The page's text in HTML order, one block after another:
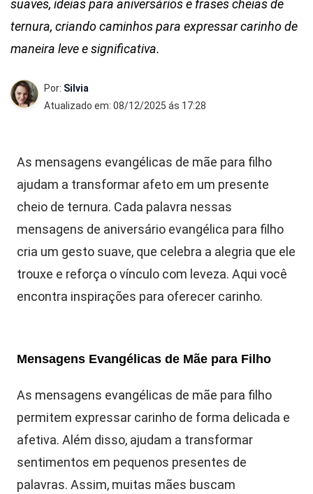
suaves, ideias para aniversários e frases cheias de
ternura, criando caminhos para expressar carinho de
maneira leve e significativa.
Por: Silvia
Atualizado em: 08/12/2025 ás 17:28
As mensagens evangélicas de mãe para filho
ajudam a transformar afeto em um presente
cheio de ternura. Cada palavra nessas
mensagens de aniversário evangélica para filho
cria um gesto suave, que celebra a alegria que ele
trouxe e reforça o vínculo com leveza. Aqui você
encontra inspirações para oferecer carinho.
Mensagens Evangélicas de Mãe para Filho
As mensagens evangélicas de mãe para filho
permitem expressar carinho de forma delicada e
afetiva. Além disso, ajudam a transformar
sentimentos em pequenos presentes de
palavras. Assim, muitas mães buscam